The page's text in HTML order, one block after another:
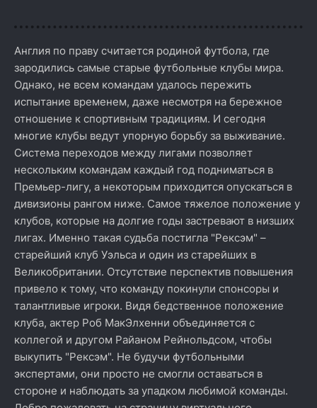
Англия по праву считается родиной футбола, где
зародились самые старые футбольные клубы мира.
Однако, не всем командам удалось пережить
испытание временем, даже несмотря на бережное
отношение к спортивным традициям. И сегодня
многие клубы ведут упорную борьбу за выживание.
Система переходов между лигами позволяет
нескольким командам каждый год подниматься в
Премьер-лигу, а некоторым приходится опускаться в
дивизионы рангом ниже. Самое тяжелое положение у
клубов, которые на долгие годы застревают в низших
лигах. Именно такая судьба постигла "Рексэм" –
старейший клуб Уэльса и один из старейших в
Великобритании. Отсутствие перспектив повышения
привело к тому, что команду покинули спонсоры и
талантливые игроки. Видя бедственное положение
клуба, актер Роб МакЭлхенни объединяется с
коллегой и другом Райаном Рейнольдсом, чтобы
выкупить "Рексэм". Не будучи футбольными
экспертами, они просто не смогли оставаться в
стороне и наблюдать за упадком любимой команды.